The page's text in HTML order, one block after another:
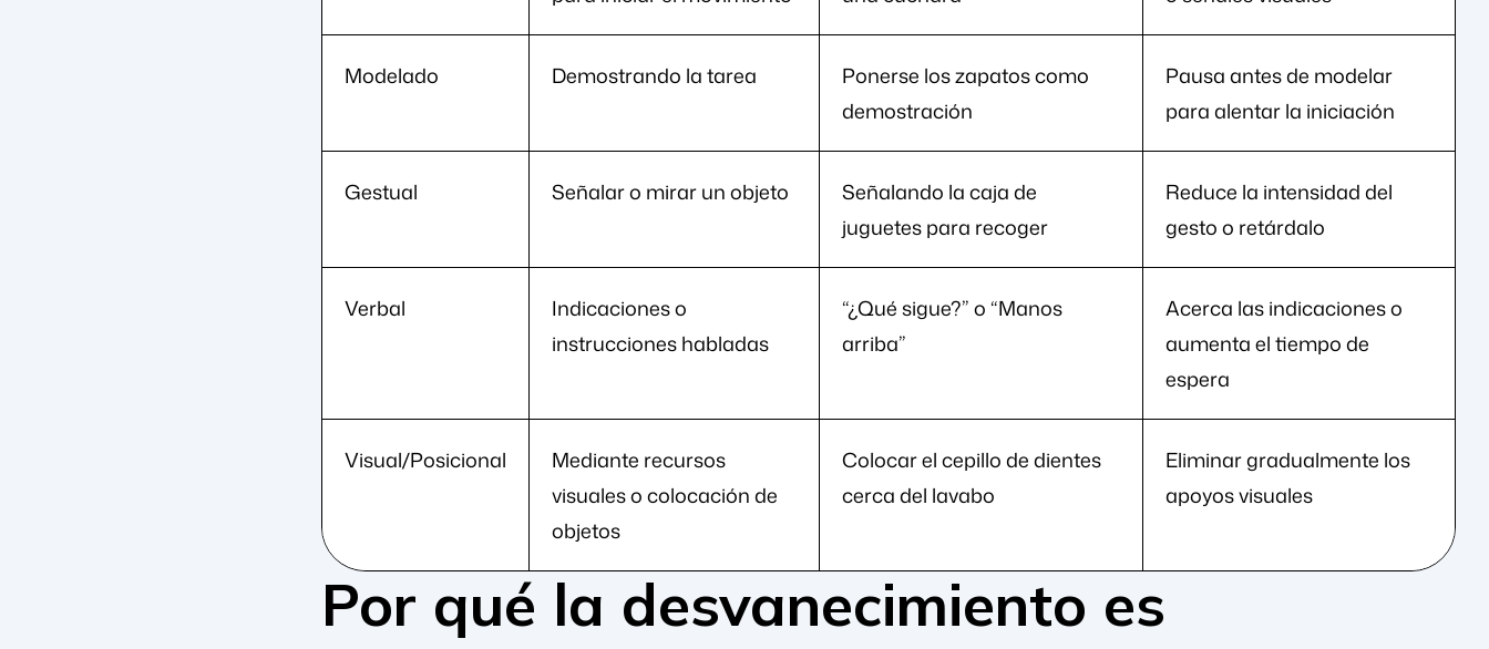
Modelado Demostrando la tarea
Ponerse los zapatos como
demostración
Pausa antes de modelar
para alentar la iniciación
Gestual Señalar o mirar un objeto
Señalando la caja de
juguetes para recoger
Reduce la intensidad del
gesto o retárdalo
Verbal
Indicaciones o
instrucciones habladas
“¿Qué sigue?” o “Manos
arriba”
Acerca las indicaciones o
aumenta el tiempo de
espera
Visual/Posicional
Mediante recursos
visuales o colocación de
objetos
Colocar el cepillo de dientes
cerca del lavabo
Eliminar gradualmente los
apoyos visuales
Por qué la desvanecimiento es